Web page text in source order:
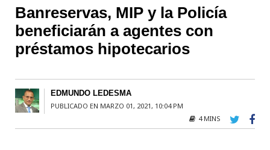
Banreservas, MIP y la Policía
beneficiarán a agentes con
préstamos hipotecarios
EDMUNDO LEDESMA
PUBLICADO EN MARZO 01, 2021, 10:04 PM
4 MINS